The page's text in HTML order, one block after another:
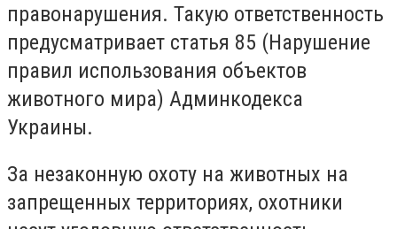
правонарушения. Такую ответственность
предусматривает статья 85 (Нарушение
правил использования объектов
животного мира) Админкодекса
Украины.
За незаконную охоту на животных на
запрещенных территориях, охотники